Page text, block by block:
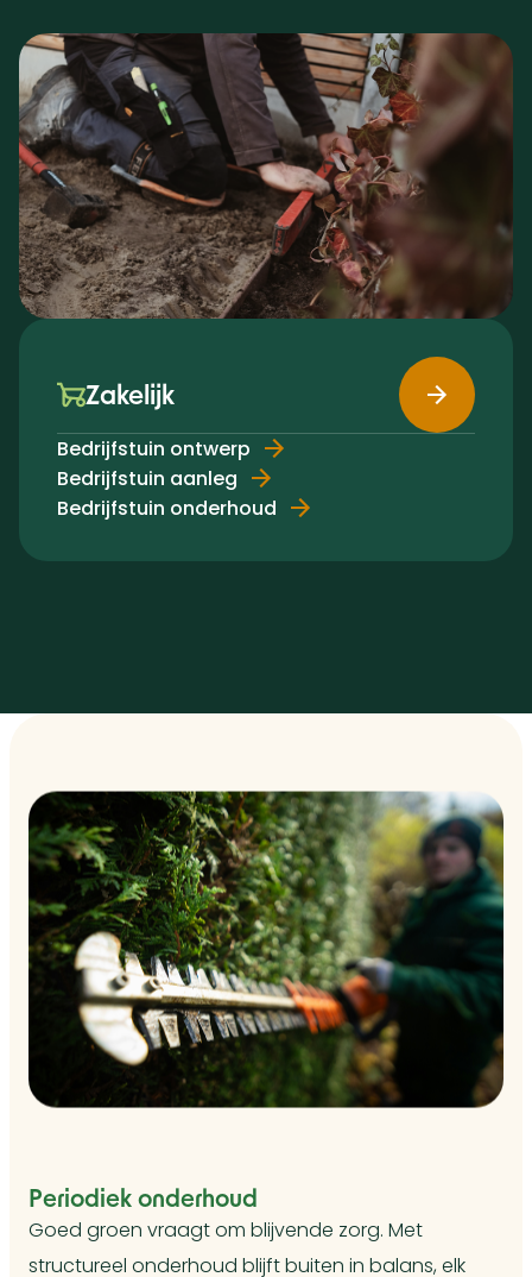
Zakelijk
Bedrijfstuin ontwerp
Bedrijfstuin aanleg
Bedrijfstuin onderhoud
Periodiek onderhoud
Goed groen vraagt om blijvende zorg. Met
structureel onderhoud blijft buiten in balans, elk